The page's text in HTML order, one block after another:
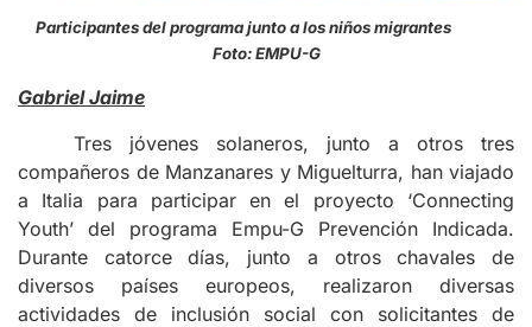
Participantes del programa junto a los niños migrantes
Foto: EMPU-G
Gabriel Jaime
Tres jóvenes solaneros, junto a otros tres
compañeros de Manzanares y Miguelturra, han viajado
a Italia para participar en el proyecto ‘Connecting
Youth’ del programa Empu-G Prevención Indicada.
Durante catorce días, junto a otros chavales de
diversos países europeos, realizaron diversas
actividades de inclusión social con solicitantes de